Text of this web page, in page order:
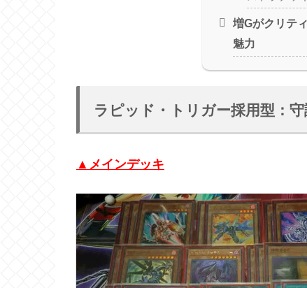
増Gがクリテ
魅力
ラピッド・トリガー採用型：
▲メインデッキ